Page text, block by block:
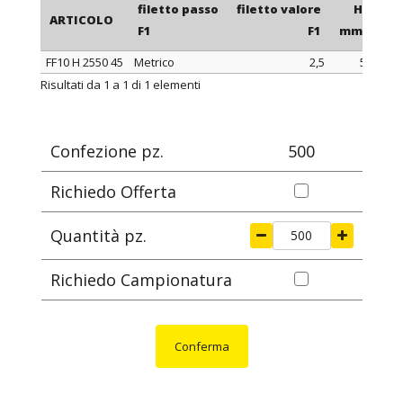
ARTICOLO
filetto passo
F1
filetto valore
F1
H
mm
ARTICOLO
filetto passo
FF10 H 2550 45 Metrico 2,5 5
Risultati da 1 a 1 di 1 elementi
Confezione pz.
500
Richiedo Offerta
Quantità pz.
Richiedo Campionatura
Conferma